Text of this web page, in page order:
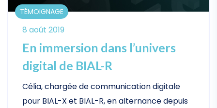
TÉMOIGNAGE
8 août 2019
En immersion dans l’univers
digital de BIAL-R
Célia, chargée de communication digitale
pour BIAL-X et BIAL-R, en alternance depuis